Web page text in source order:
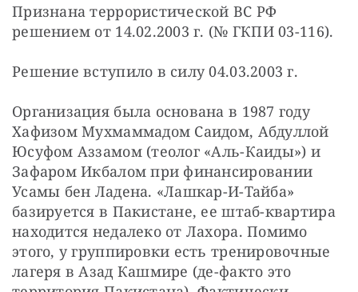
Признана террористической ВС РФ
решением от 14.02.2003 г. (№ ГКПИ 03-116).
Решение вступило в силу 04.03.2003 г.
Организация была основана в 1987 году
Хафизом Мухмаммадом Саидом, Абдуллой
Юсуфом Аззамом (теолог «Аль-Каиды») и
Зафаром Икбалом при финансировании
Усамы бен Ладена. «Лашкар-И-Тайба»
базируется в Пакистане, ее штаб-квартира
находится недалеко от Лахора. Помимо
этого, у группировки есть тренировочные
лагеря в Азад Кашмире (де-факто это